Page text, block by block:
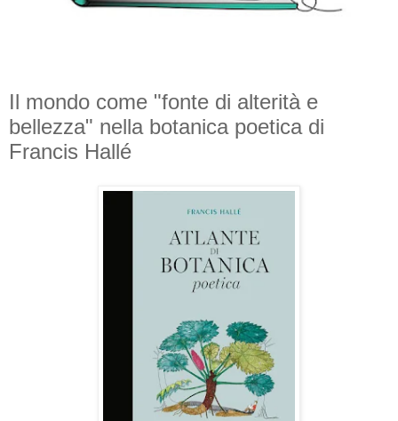
Il mondo come "fonte di alterità e
bellezza" nella botanica poetica di
Francis Hallé